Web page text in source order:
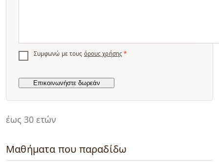
έως 30 ετών
Μαθήματα που παραδίδω
Συμφωνώ με τους όρους χρήσης *